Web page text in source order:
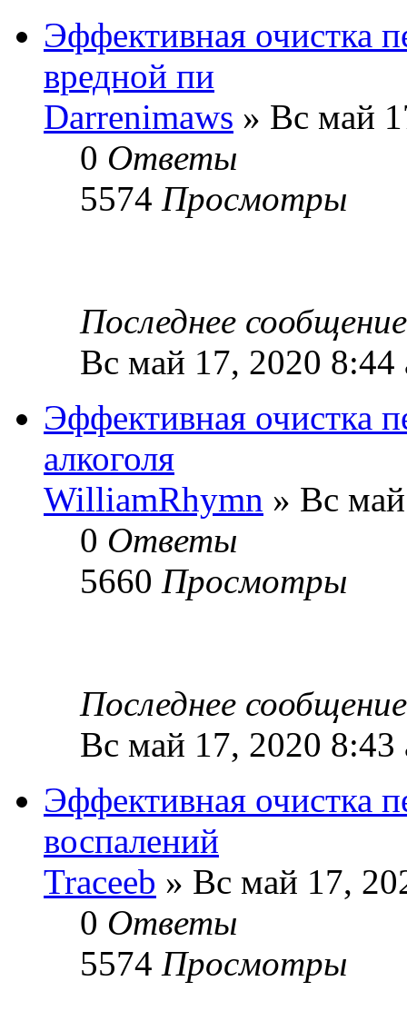
Эффективная очистка
вредной пи
Darrenimaws » Вс май
0 Ответы
5574 Просмотры
Последнее
Вс май 17, 2020 8:44
Эффективная очистка
алкоголя
WilliamRhymn » Вс
0 Ответы
5660 Просмотры
Последнее
Вс май 17, 2020 8:43
Эффективная очистка
воспалений
Traceeb » Вс май 17,
0 Ответы
5574 Просмотры